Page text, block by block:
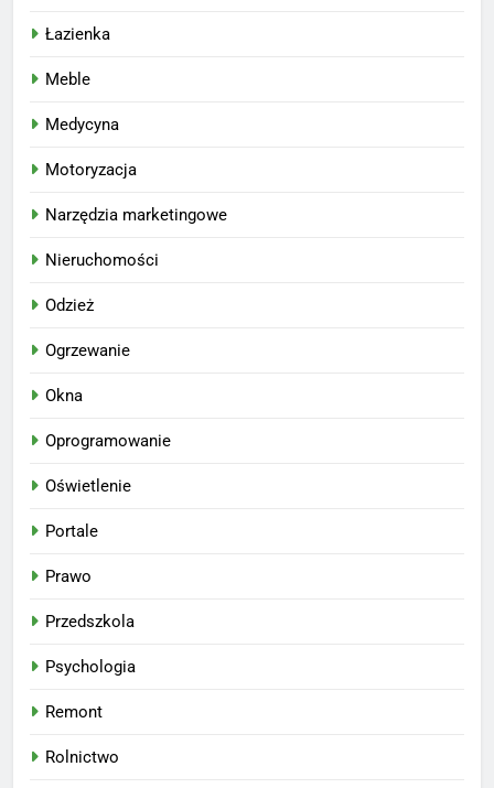
Łazienka
Meble
Medycyna
Motoryzacja
Narzędzia marketingowe
Nieruchomości
Odzież
Ogrzewanie
Okna
Oprogramowanie
Oświetlenie
Portale
Prawo
Przedszkola
Psychologia
Remont
Rolnictwo